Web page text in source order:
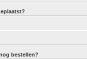
bestellen?